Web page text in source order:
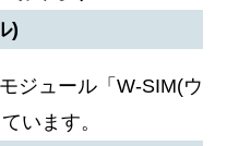
)
ジュール「W-SIM(ウ
います。